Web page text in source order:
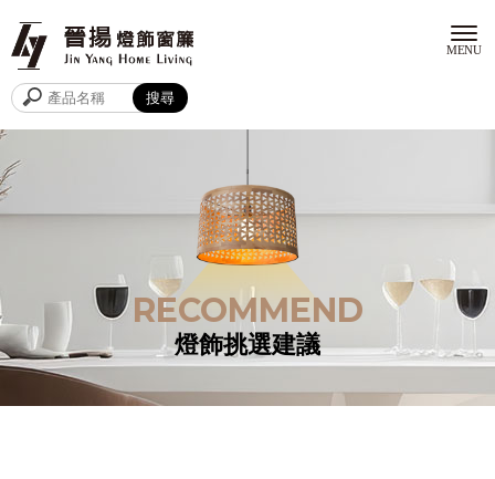
燈飾挑選建議